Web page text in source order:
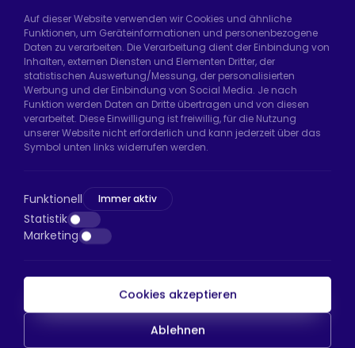
Hadımköy Fabrik:Atatürk Sanayi Bölgesi,
Uzunçayır Caddesi, No:11 Hadımköy, 34555
Arnavutköy/İstanbul
Telefon: +90 212 640 66 46
E-Mail: export@htsteker.com
D:a, 34045 Bayrampaşa/İstanbul
Telefon:+90 530 044 64 87
E-Mail: info@htsteker.com
HTS-Zahlung
Auf dieser Website verwenden wir Cookies und ähnliche
Funktionen, um Geräteinformationen und personenbezogene
Daten zu verarbeiten. Die Verarbeitung dient der Einbindung von
Inhalten, externen Diensten und Elementen Dritter, der
statistischen Auswertung/Messung, der personalisierten
Werbung und der Einbindung von Social Media. Je nach
Funktion werden Daten an Dritte übertragen und von diesen
verarbeitet. Diese Einwilligung ist freiwillig, für die Nutzung
unserer Website nicht erforderlich und kann jederzeit über das
Symbol unten links widerrufen werden.
Funktionell Immer aktiv
Statistik
Marketing
Cookies akzeptieren
Ablehnen